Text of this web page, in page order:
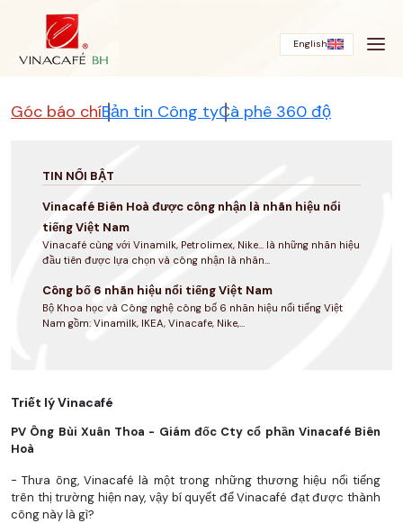
English
Góc báo chíBản tin Công tyCà phê 360 độ
TIN NỔI BẬT
Vinacafé Biên Hoà được công nhận là nhãn hiệu nổi
tiếng Việt Nam
Vinacafé cùng với Vinamilk, Petrolimex, Nike... là những nhãn hiệu
đầu tiên được lựa chọn và công nhận là nhãn...
Công bố 6 nhãn hiệu nổi tiếng Việt Nam
Bộ Khoa học và Công nghệ công bố 6 nhãn hiệu nổi tiếng Việt
Nam gồm: Vinamilk, IKEA, Vinacafe, Nike,...
Triết lý Vinacafé
PV Ông Bùi Xuân Thoa - Giám đốc Cty cổ phần Vinacafé Biên
Hoà
- Thưa ông, Vinacafé là một trong những thương hiệu nổi tiếng
trên thị trường hiện nay, vậy bí quyết để Vinacafé đạt được thành
công này là gì?